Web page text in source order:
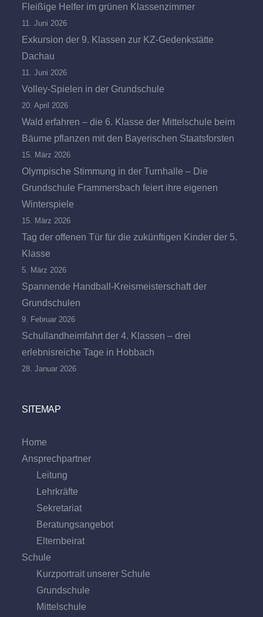
Fleißige Helfer im grünen Klassenzimmer
11. Juni 2026
Exkursion der 9. Klassen zur KZ-Gedenkstätte
Dachau
11. Juni 2026
Volley-Spielen in der Grundschule
20. April 2026
Wald erfahren – die 6. Klasse der Mittelschule beim
Bäume pflanzen mit den Bayerischen Staatsforsten
15. März 2026
Olympische Stimmung in der Turnhalle – Die
Grundschule Frammersbach feiert ihre eigenen
Winterspiele
15. März 2026
Tag der offenen Tür für die zukünftigen Kinder der 5.
Klasse
5. März 2026
Spannende Handball-Kreismeisterschaft der
Grundschulen
9. Februar 2026
Schullandheimfahrt der 4. Klassen – drei
erlebnisreiche Tage in Hobbach
28. Januar 2026
SITEMAP
Home
Ansprechpartner
Leitung
Lehrkräfte
Sekretariat
Beratungs­angebot
Eltern­beirat
Schule
Kurzportrait unserer Schule
Grund­schule
Mittel­schule